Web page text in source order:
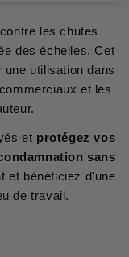
contre les chutes
des échelles. Cet
une utilisation dans
et les
et protégez vos
sans
et bénéficiez d'une
de travail.